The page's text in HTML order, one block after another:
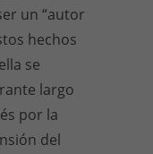
un “autor
hechos
se
largo
por la
del